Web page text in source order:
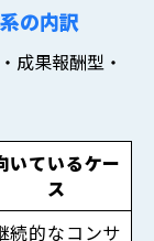
の内訳
成果報酬型・
いているケー
ス
続的なコンサ